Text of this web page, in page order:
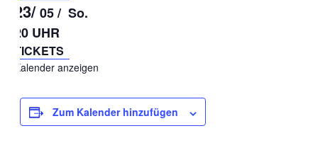
23/05 /So.
20 UHR
TICKETS
Kalender anzeigen
Zum Kalender hinzufügen